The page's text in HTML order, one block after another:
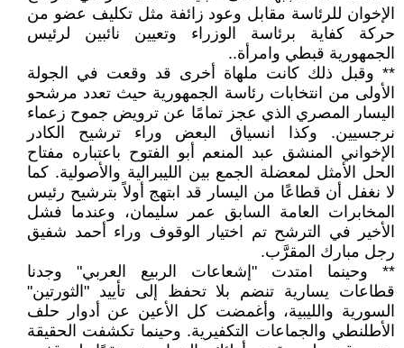
الإخوان للرئاسة مقابل وعود زائفة مثل تكليف عضو من
حركة كفاية برئاسة الوزراء وتعيين نائبين لرئيس
الجمهورية قبطي وامرأة..
** وقبل ذلك كانت ملهاة أخرى قد وقعت في الجولة
الأولى من انتخابات رئاسة الجمهورية حيث تعدد مرشحو
اليسار المصري الذي عجز تمامًا عن ترويض جموح زعماء
نرجسيين. وكذا انسياق البعض وراء ترشيح الكادر
الإخواني المنشق عبد المنعم أبو الفتوح باعتباره مفتاح
الحل الأمثل لمعضلة الجمع بين الليبرالية والأصولية. كما
لا نغفل أن قطاعًا من اليسار قد ابتهج أولاً بترشيح رئيس
المخابرات العامة السابق عمر سليمان، وعندما فشل
الأخير في الترشح تم اختيار الوقوف وراء أحمد شفيق
رجل مبارك المقرَّب.
** وحينما امتدت "إشعاعات الربيع العربي" وجدنا
قطاعات يسارية تنضم بلا تحفظ إلى تأييد "الثورتين"
السورية والليبية، وأغمضت كل الأعين عن أدوار حلف
الأطلنطي والجماعات التكفيرية. وحينما تكشفت الحقيقة